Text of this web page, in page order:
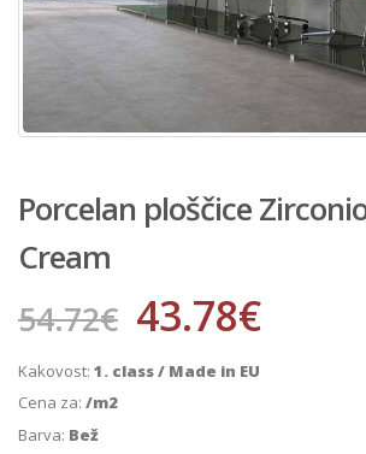
Porcelan ploščice
Cream
54.72€ 43.78€
Kakovost: 1. class / Made in EU
Cena za: /m2
Barva: Bež